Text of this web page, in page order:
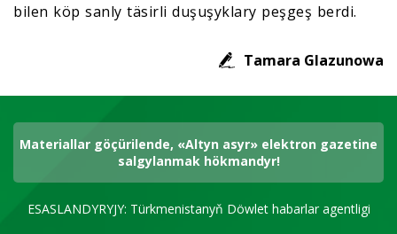
bilen köp sanly täsirli duşuşyklary peşgeş berdi.
Tamara Glazunowa
Materiallar göçürilende, «Altyn asyr» elektron gazetine
salgylanmak hökmandyr!
ESASLANDYRYJY: Türkmenistanyň Döwlet habarlar agentligi